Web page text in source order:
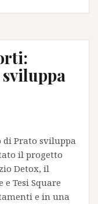
Prato sviluppa
il progetto
Detox, il
Tesi Square
e in una